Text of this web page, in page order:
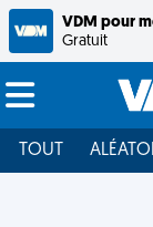
VDM pour
Gratuit
TOUT